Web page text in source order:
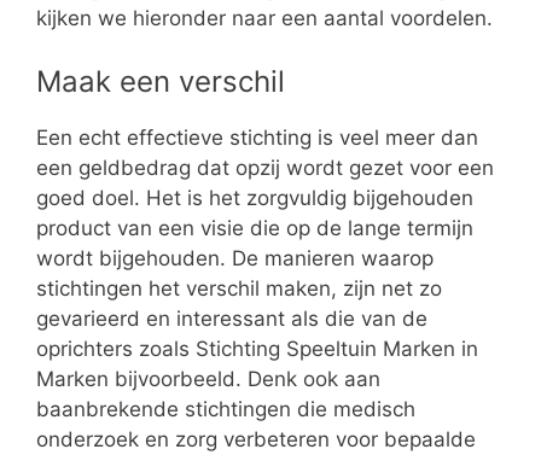
kijken we hieronder naar een aantal voordelen.
Maak een verschil
Een echt effectieve stichting is veel meer dan
een geldbedrag dat opzij wordt gezet voor een
goed doel. Het is het zorgvuldig bijgehouden
product van een visie die op de lange termijn
wordt bijgehouden. De manieren waarop
stichtingen het verschil maken, zijn net zo
gevarieerd en interessant als die van de
oprichters zoals Stichting Speeltuin Marken in
Marken bijvoorbeeld. Denk ook aan
baanbrekende stichtingen die medisch
onderzoek en zorg verbeteren voor bepaalde